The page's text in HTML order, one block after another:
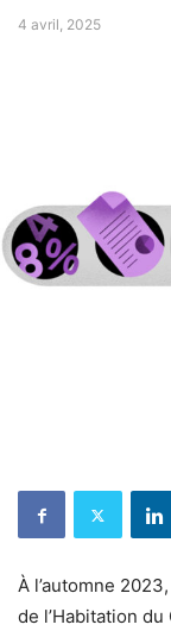
4 avril, 2025
À l’automne
de l’Habitation